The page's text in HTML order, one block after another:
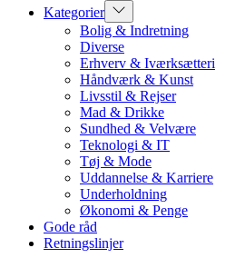
Kategorier Show
sub
menu
Bolig & Indretning
Diverse
Erhverv & Iværksætteri
Håndværk & Kunst
Livsstil & Rejser
Mad & Drikke
Sundhed & Velvære
Teknologi & IT
Tøj & Mode
Uddannelse & Karriere
Underholdning
Økonomi & Penge
Gode råd
Retningslinjer